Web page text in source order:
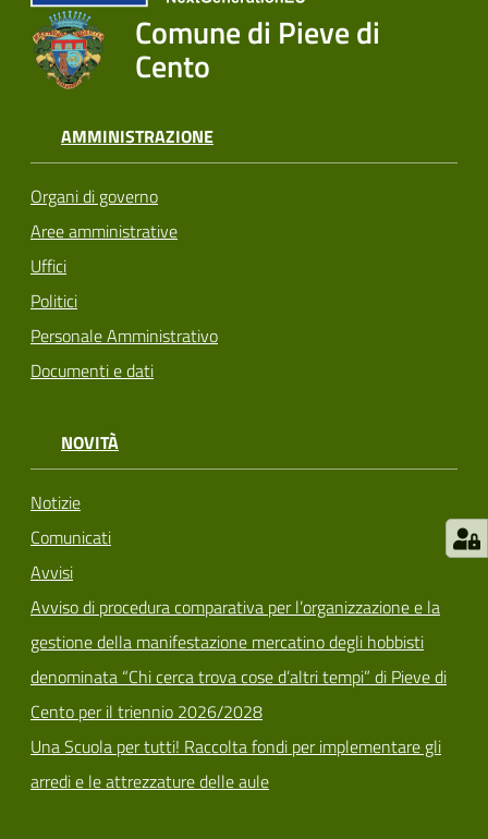
Comune di Pieve di
Cento
AMMINISTRAZIONE
Organi di governo
Aree amministrative
Uffici
Politici
Personale Amministrativo
Documenti e dati
NOVITÀ
Notizie
Comunicati
Avvisi
Avviso di procedura comparativa per l’organizzazione e la
gestione della manifestazione mercatino degli hobbisti
denominata “Chi cerca trova cose d’altri tempi” di Pieve di
Cento per il triennio 2026/2028
Una Scuola per tutti! Raccolta fondi per implementare gli
arredi e le attrezzature delle aule